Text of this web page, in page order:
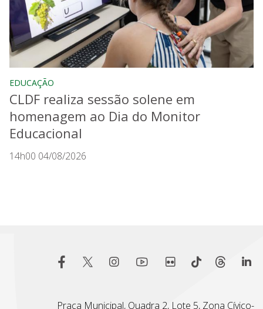
EDUCAÇÃO
CLDF realiza sessão solene em
homenagem ao Dia do Monitor
Educacional
14h00 04/08/2026
Praça Municipal, Quadra 2, Lote 5, Zona Cívico-